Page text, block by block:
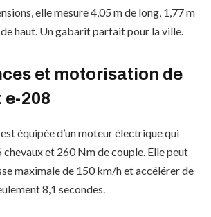
elle mesure 4,05 m de long, 1,77 m
haut. Un gabarit parfait pour la ville.
et motorisation de
e-208
équipée d’un moteur électrique qui
chevaux et 260 Nm de couple. Elle peut
maximale de 150 km/h et accélérer de
8,1 secondes.